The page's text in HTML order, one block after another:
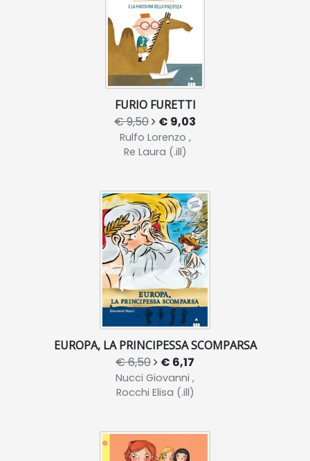
FURIO FURETTI
€ 9,50 € 9,03
Rulfo Lorenzo ,
Re Laura (.ill)
EUROPA, LA PRINCIPESSA SCOMPARSA
€ 6,50 € 6,17
Nucci Giovanni ,
Rocchi Elisa (.ill)